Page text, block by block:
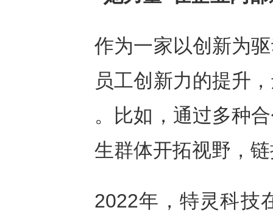
作为一家以创新为
员工创新力的提升
。比如，通过多种
生群体开拓视野，
2022年，特灵科技